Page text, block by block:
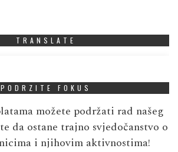
TRANSLATE
PODRZITE FOKUS
možete podržati rad našeg
da ostane trajno svjedočanstvo o
i njihovim aktivnostima!